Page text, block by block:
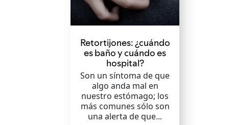
Retortijones: ¿cuándo
es baño y cuándo es
hospital?
Son un síntoma de que
algo anda mal en
nuestro estómago; los
más comunes sólo son
una alerta de que...